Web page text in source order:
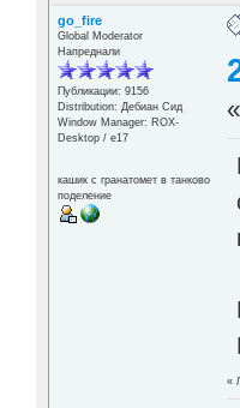
go_fire
Global Moderator
Напреднали
Публикации: 9156
Distribution: Дебиан Сид
Window Manager: ROX-
Desktop / е17
кашик с гранатомет в танково
поделение
«